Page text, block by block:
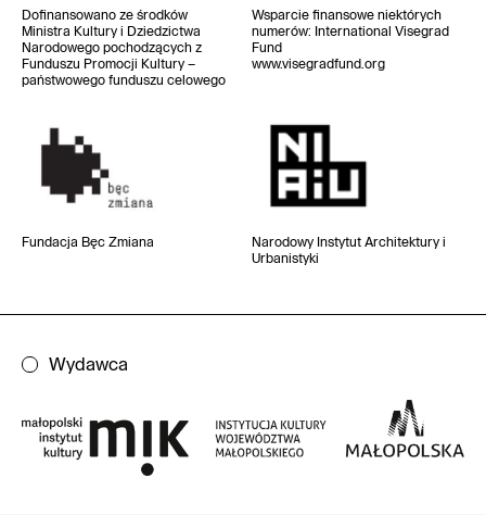
Dofinansowano ze środków
Ministra Kultury i Dziedzictwa
Narodowego pochodzących z
Funduszu Promocji Kultury –
państwowego funduszu celowego
Wsparcie finansowe niektórych
numerów: International Visegrad
Fund
www.visegradfund.org
Fundacja Bęc Zmiana Narodowy Instytut Architektury i
Urbanistyki
Wydawca